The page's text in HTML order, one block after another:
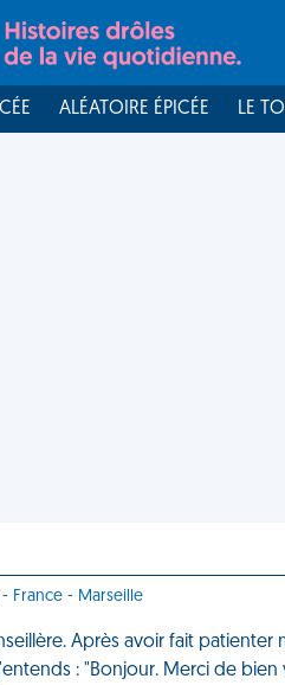
ALÉATOIRE ÉPICÉE LE
France - Marseille
Après avoir fait
: "Bonjour. Merci de